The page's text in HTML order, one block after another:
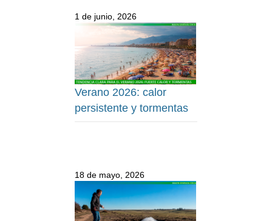
1 de junio, 2026
Verano 2026: calor
persistente y tormentas
18 de mayo, 2026